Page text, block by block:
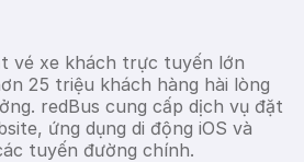
vé xe khách trực tuyến lớn
25 triệu khách hàng hài lòng
redBus cung cấp dịch vụ đặt
ứng dụng di động iOS và
tuyến đường chính.